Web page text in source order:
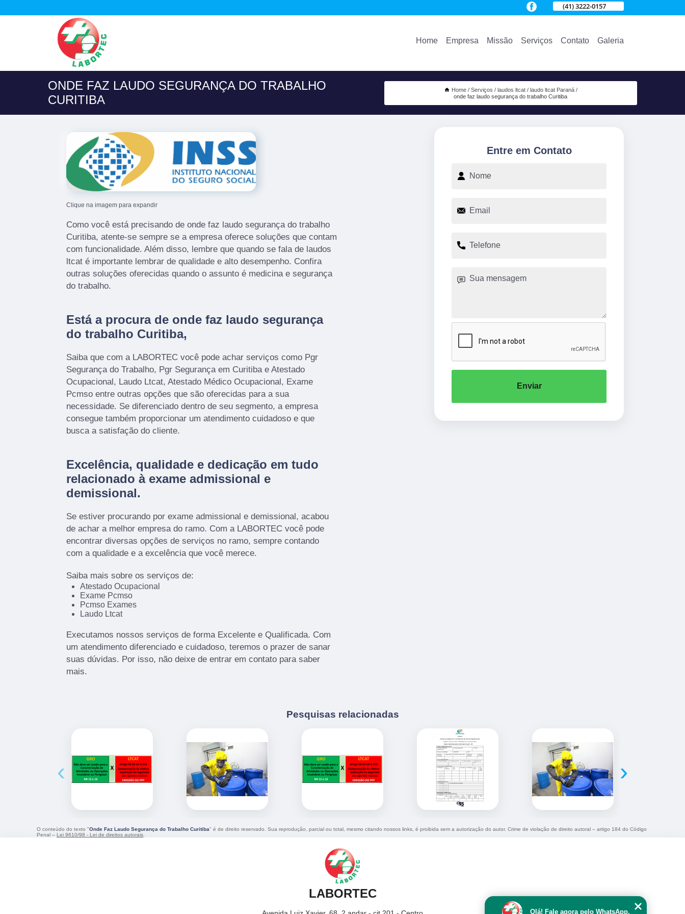
(41) 3222-0157
Home Empresa Missão Serviços Contato Galeria
ONDE FAZ LAUDO SEGURANÇA DO TRABALHO
CURITIBA
Home Serviços laudos ltcat
laudo ltcat Paraná
onde faz laudo segurança do trabalho Curitiba
Clique na imagem para expandir
Como você está precisando de onde faz laudo segurança do trabalho
Curitiba, atente-se sempre se a empresa oferece soluções que contam
com funcionalidade. Além disso, lembre que quando se fala de laudos
ltcat é importante lembrar de qualidade e alto desempenho. Confira
outras soluções oferecidas quando o assunto é medicina e segurança
do trabalho.
Está a procura de onde faz laudo segurança
do trabalho Curitiba,
Saiba que com a LABORTEC você pode achar serviços como Pgr
Segurança do Trabalho, Pgr Segurança em Curitiba e Atestado
Ocupacional, Laudo Ltcat, Atestado Médico Ocupacional, Exame
Pcmso entre outras opções que são oferecidas para a sua
necessidade. Se diferenciado dentro de seu segmento, a empresa
consegue também proporcionar um atendimento cuidadoso e que
busca a satisfação do cliente.
Excelência, qualidade e dedicação em tudo
relacionado à exame admissional e
demissional.
Se estiver procurando por exame admissional e demissional, acabou
de achar a melhor empresa do ramo. Com a LABORTEC você pode
encontrar diversas opções de serviços no ramo, sempre contando
com a qualidade e a excelência que você merece.
Saiba mais sobre os serviços de:
Atestado Ocupacional
Exame Pcmso
Pcmso Exames
Laudo Ltcat
Executamos nossos serviços de forma Excelente e Qualificada. Com
um atendimento diferenciado e cuidadoso, teremos o prazer de sanar
suas dúvidas. Por isso, não deixe de entrar em contato para saber
mais.
Entre em Contato
Enviar
Pesquisas relacionadas
‹ ›
O conteúdo do texto "Onde Faz Laudo Segurança do Trabalho Curitiba" é de direito reservado. Sua reprodução, parcial ou total, mesmo citando nossos links, é proibida sem a autorização do autor. Crime de violação de direito autoral – artigo 184 do Código
Penal – Lei 9610/98 - Lei de direitos autorais
LABORTEC
Olá! Fale agora pelo WhatsApp.